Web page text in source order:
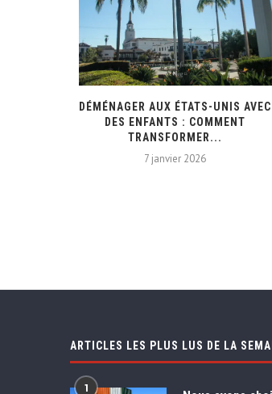
DÉMÉNAGER AUX ÉTATS-UNIS AVEC
DES ENFANTS : COMMENT
TRANSFORMER...
7 janvier 2026
ARTICLES LES PLUS LUS DE LA
1